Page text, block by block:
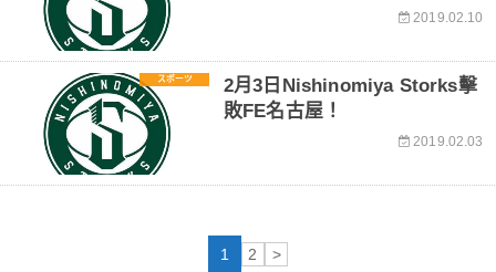
2019.02.10
スポーツ
2月3日Nishinomiya Storks擊
敗FE名古屋！
2019.02.03
1 2 >